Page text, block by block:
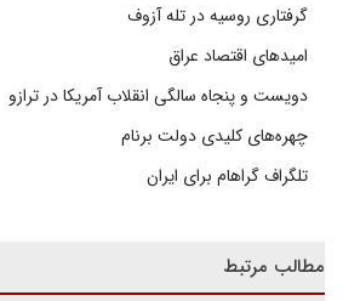
گرفتاری روسیه در تله آزوف
امیدهای اقتصاد عراق
دویست و پنجاه سالگی انقلاب آمریکا در ترازو
چهره‌های کلیدی دولت برنام
تلگراف گراهام برای ایران
مطالب مرتبط